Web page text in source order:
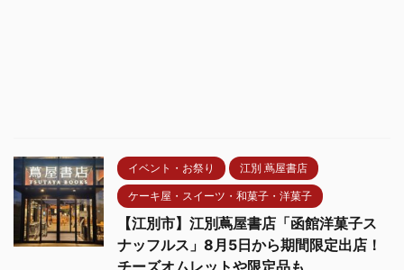
イベント・お祭り 江別 蔦屋書店
ケーキ屋・スイーツ・和菓子・洋菓子
【江別市】江別蔦屋書店「函館洋菓子ス
ナッフルス」8月5日から期間限定出店！
チーズオムレットや限定品も